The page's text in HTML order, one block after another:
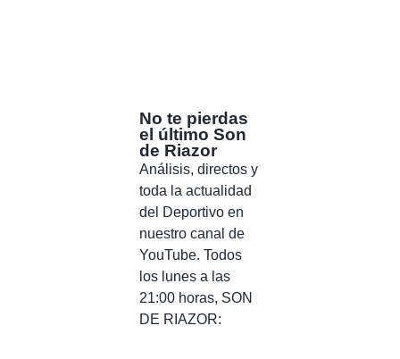
No te pierdas
el último Son
de Riazor
Análisis, directos y
toda la actualidad
del Deportivo en
nuestro canal de
YouTube. Todos
los lunes a las
21:00 horas, SON
DE RIAZOR: